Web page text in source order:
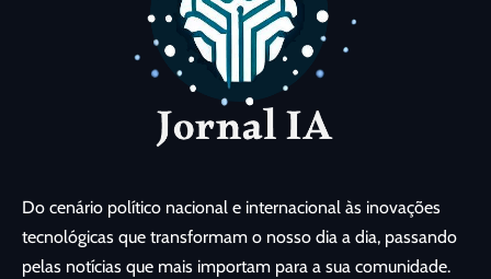
Do cenário político nacional e internacional às inovações
tecnológicas que transformam o nosso dia a dia, passando
pelas notícias que mais importam para a sua comunidade.